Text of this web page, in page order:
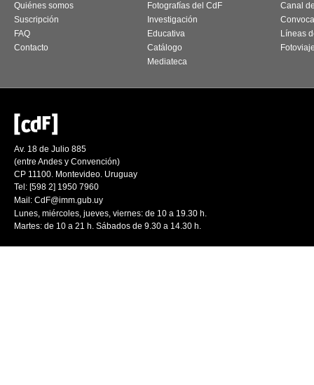
Quiénes somos
Suscripción
FAQ
Contacto
Fotografías del CdF
Investigación
Educativa
Catálogo
Mediateca
Canal
Líneas
Av. 18 de Julio 885
(entre Andes y Convención)
CP 11100. Montevideo. Uruguay
Tel: [598 2] 1950 7960
Mail: CdF@imm.gub.uy
Lunes, miércoles, jueves, viernes: de 10 a 19.30 h.
Martes: de 10 a 21 h. Sábados de 9.30 a 14.30 h.